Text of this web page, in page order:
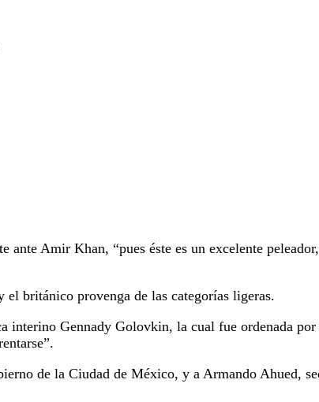
Amir Khan, “pues éste es un excelente
el británico provenga de las categorías ligeras.
Gennady Golovkin, la cual fue ordenada
de la Ciudad de México, y a Armando Ahued,